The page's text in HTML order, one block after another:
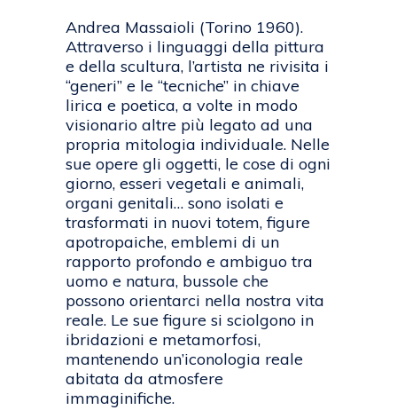
Andrea Massaioli (Torino 1960).
Attraverso i linguaggi della pittura
e della scultura, l’artista ne rivisita i
“generi” e le “tecniche” in chiave
lirica e poetica, a volte in modo
visionario altre più legato ad una
propria mitologia individuale. Nelle
sue opere gli oggetti, le cose di ogni
giorno, esseri vegetali e animali,
organi genitali… sono isolati e
trasformati in nuovi totem, figure
apotropaiche, emblemi di un
rapporto profondo e ambiguo tra
uomo e natura, bussole che
possono orientarci nella nostra vita
reale. Le sue figure si sciolgono in
ibridazioni e metamorfosi,
mantenendo un’iconologia reale
abitata da atmosfere
immaginifiche.